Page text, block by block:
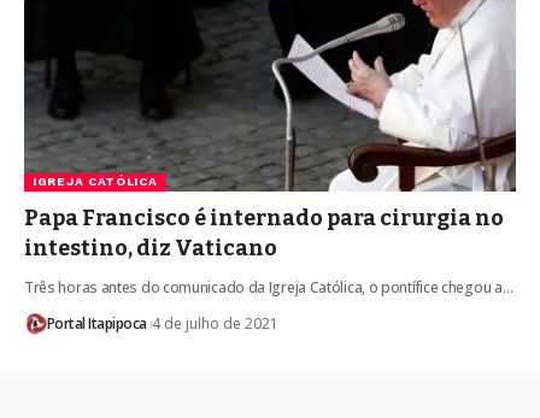
IGREJA CATÓLICA
Papa Francisco é internado para cirurgia no
intestino, diz Vaticano
Três horas antes do comunicado da Igreja Católica, o pontífice chegou a…
Portal Itapipoca 4 de julho de 2021